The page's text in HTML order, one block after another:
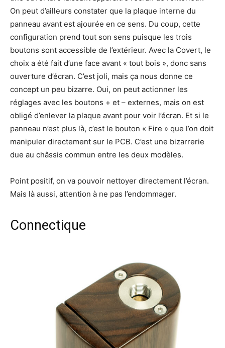
On peut d’ailleurs constater que la plaque interne du
panneau avant est ajourée en ce sens. Du coup, cette
configuration prend tout son sens puisque les trois
boutons sont accessible de l’extérieur. Avec la Covert, le
choix a été fait d’une face avant « tout bois », donc sans
ouverture d’écran. C’est joli, mais ça nous donne ce
concept un peu bizarre. Oui, on peut actionner les
réglages avec les boutons + et – externes, mais on est
obligé d’enlever la plaque avant pour voir l’écran. Et si le
panneau n’est plus là, c’est le bouton « Fire » que l’on doit
manipuler directement sur le PCB. C’est une bizarrerie
due au châssis commun entre les deux modèles.
Point positif, on va pouvoir nettoyer directement l’écran.
Mais là aussi, attention à ne pas l’endommager.
Connectique